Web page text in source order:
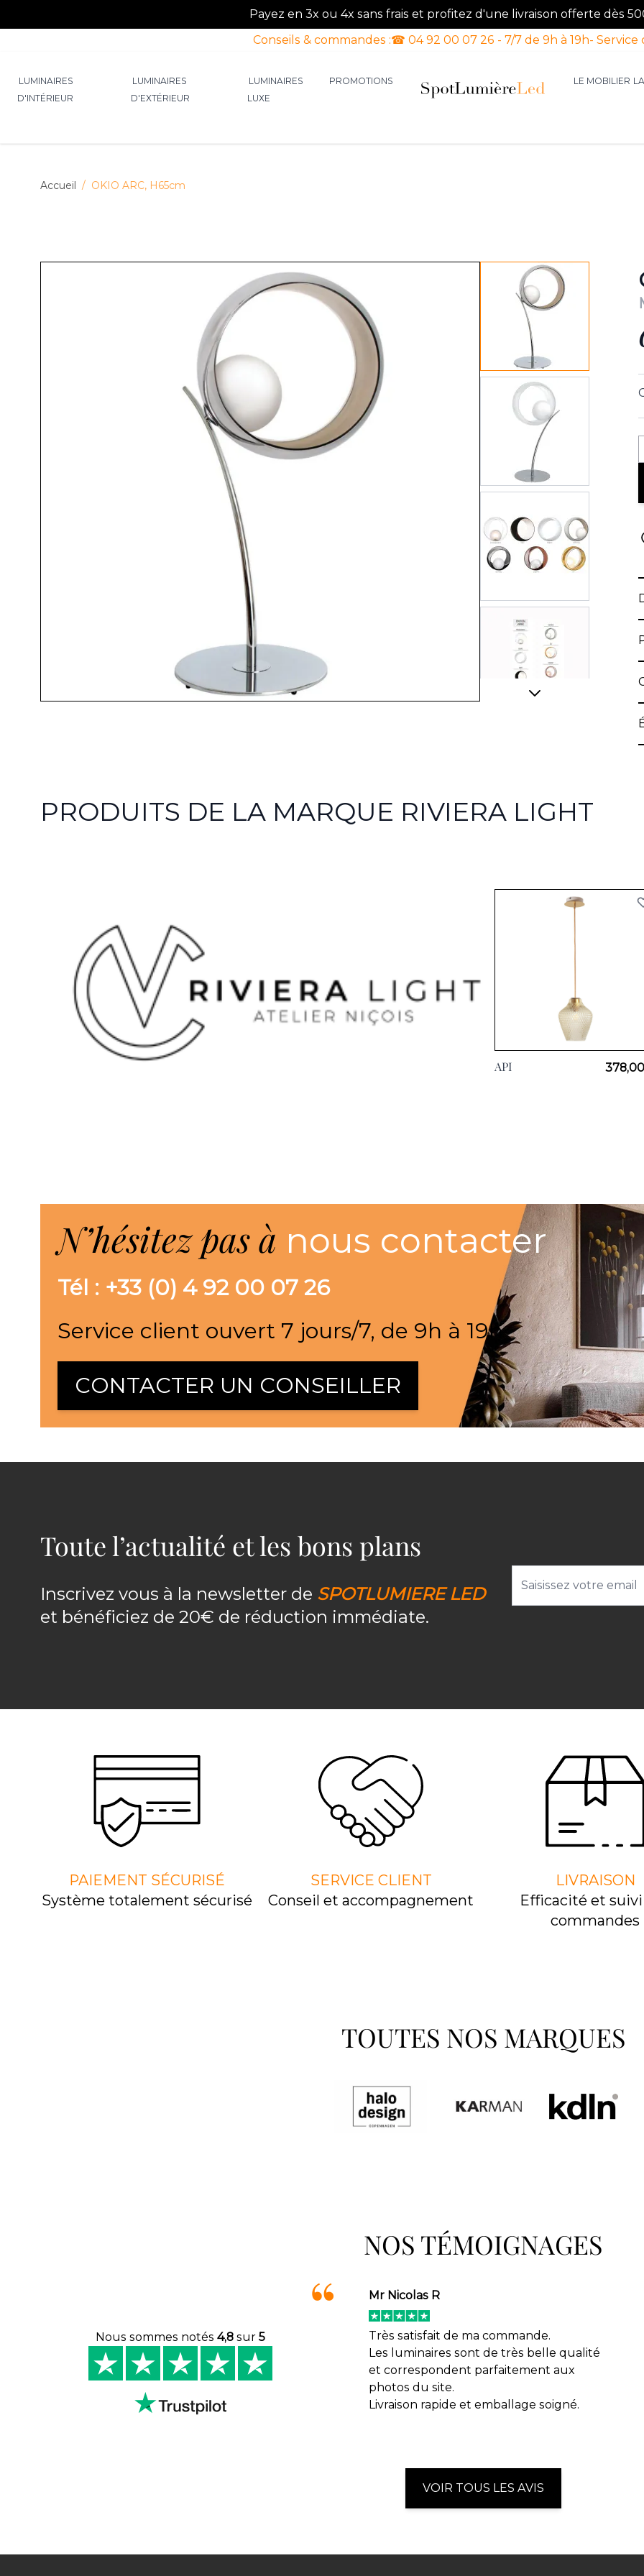
Payez en 3x ou 4x sans frais et profitez d'une livraison offerte dès
Conseils & commandes :☎ 04 92 00 07 26 - 7/7 de 9h à 19h-
LUMINAIRES
D'INTÉRIEUR
LUMINAIRES
D'EXTÉRIEUR
LUMINAIRES
LUXE
PROMOTIONS LE MOBILIER
Accueil / OKIO ARC, H65cm
View larger image
View larger image
PRODUITS DE LA MARQUE RIVIERA LIGHT
API
N’hésitez pas à nous contacter
Tél : +33 (0) 4 92 00 07 26
Service client ouvert 7 jours/7, de 9h à 19h
CONTACTER UN CONSEILLER
Toute l’actualité et les bons plans
Inscrivez vous à la newsletter de SPOTLUMIERE LED
et bénéficiez de 20€ de réduction immédiate.
PAIEMENT SÉCURISÉ
Système totalement sécurisé
SERVICE CLIENT
Conseil et accompagnement
LIVRAISON
Efﬁcacité et
commandes
TOUTES NOS MARQUES
NOS TÉMOIGNAGES
Nous sommes notés 4,8sur 5
Mr Nicolas R
Très satisfait de ma commande.
Les luminaires sont de très belle qualité
et correspondent parfaitement aux
photos du site.
Livraison rapide et emballage soigné.
VOIR TOUS LES AVIS